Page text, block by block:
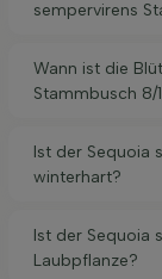
sempervirens
Wann ist die
Stammbusch 8/
Ist der Sequoia
winterhart?
Ist der Sequoia
Laubpflanze?